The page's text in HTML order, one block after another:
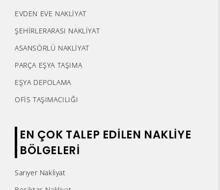
EVDEN EVE NAKLİYAT
ŞEHİRLERARASI NAKLİYAT
ASANSÖRLÜ NAKLİYAT
PARÇA EŞYA TAŞIMA
EŞYA DEPOLAMA
OFİS TAŞIMACILIĞI
EN ÇOK TALEP EDİLEN NAKLİYE
BÖLGELERİ
Sarıyer Nakliyat